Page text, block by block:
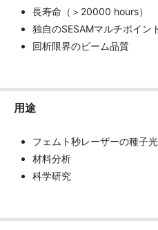
長寿命（＞20000 hours）
独自のSESAMマルチポイン
回析限界のビーム品質
用途
フェムト秒レーザーの種子
材料分析
科学研究